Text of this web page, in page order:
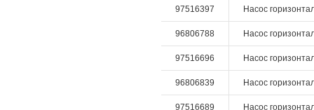
97516397 Насос
96806788 Насос
97516696 Насос
96806839 Насос
97516689 Насос